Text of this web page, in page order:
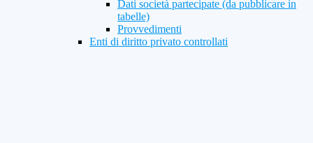
Dati società partecipate (da pubblicare in
tabelle)
Provvedimenti
Enti di diritto privato controllati